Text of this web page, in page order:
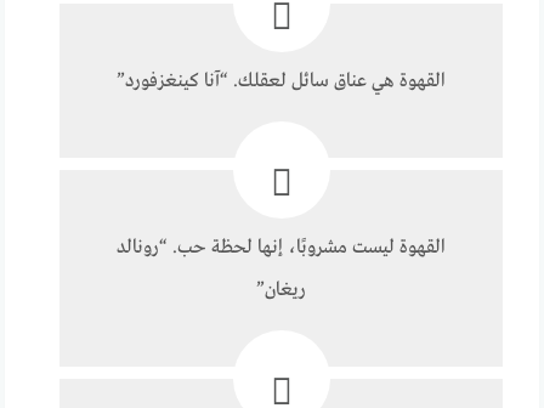
القهوة هي عناق سائل لعقلك. “آنا كينغزفورد”
القهوة ليست مشروبًا، إنها لحظة حب. “رونالد
ريغان”